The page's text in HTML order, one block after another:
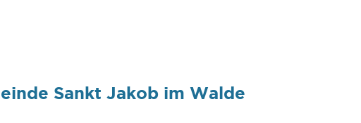
Sankt Jakob im Walde